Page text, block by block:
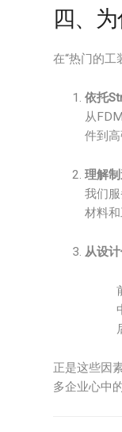
四、
在“热门的工
依托
从
件到高
理解
我们
材料和
从设
正是这些因
多企业心中